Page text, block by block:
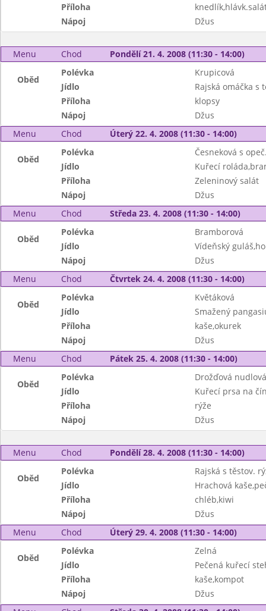
Příloha
Nápoj
Džus
Menu Chod Pondělí 21. 4. 2008 (11:30 - 14:00)
Oběd
Polévka
Krupicová
Jídlo
Rajská omáčka s
Příloha
klopsy
Nápoj
Džus
Menu
Chod Úterý 22. 4. 2008 (11:30 - 14:00)
Oběd
Polévka
Česneková s
Jídlo
Kuřecí
Příloha
Zeleninový salát
Nápoj
Džus
Menu
Chod Středa 23. 4. 2008 (11:30 - 14:00)
Oběd
Polévka
Bramborová
Jídlo
Vídeňský
Nápoj
Džus
Menu
Chod Čtvrtek 24. 4. 2008 (11:30 - 14:00)
Oběd
Polévka
Květáková
Jídlo
Smažený
Příloha
kaše,okurek
Nápoj
Džus
Menu
Chod Pátek 25. 4. 2008 (11:30 - 14:00)
Oběd
Polévka
Drožďová nudlová
Jídlo
Kuřecí prsa na
Příloha
rýže
Nápoj
Džus
Menu Chod Pondělí 28. 4. 2008 (11:30 - 14:00)
Oběd
Polévka
Rajská s těstov.
Jídlo
Hrachová
Příloha
chléb,kiwi
Nápoj
Džus
Menu
Chod Úterý 29. 4. 2008 (11:30 - 14:00)
Oběd
Polévka
Zelná
Jídlo
Pečená kuřecí
Příloha
kaše,kompot
Nápoj
Džus